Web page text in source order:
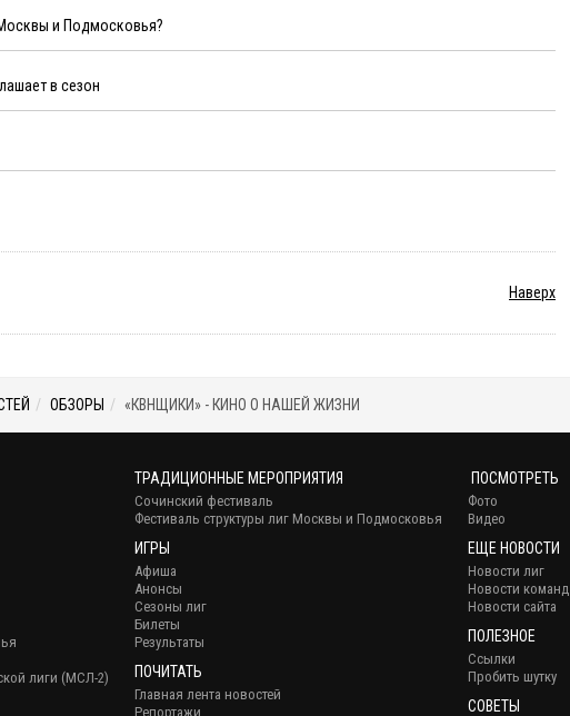
и Подмосковья?
в сезон
Наверх
ОБЗОРЫ «КВНЩИКИ» - КИНО О НАШЕЙ ЖИЗНИ
лиги (МСЛ-2)
ТРАДИЦИОННЫЕ МЕРОПРИЯТИЯ
Сочинский фестиваль
Фестиваль структуры лиг Москвы и Подмосковья
ИГРЫ
Афиша
Анонсы
Сезоны лиг
Билеты
Результаты
ПОЧИТАТЬ
Главная лента новостей
Репортажи
ПОСМОТРЕТЬ
Фото
Видео
ЕЩЕ НОВОСТИ
Новости лиг
Новости команд
Новости сайта
ПОЛЕЗНОЕ
Ссылки
Пробить шутку
СОВЕТЫ